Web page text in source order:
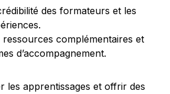
des formateurs et les
complémentaires et
d’accompagnement.
les apprentissages et offrir des